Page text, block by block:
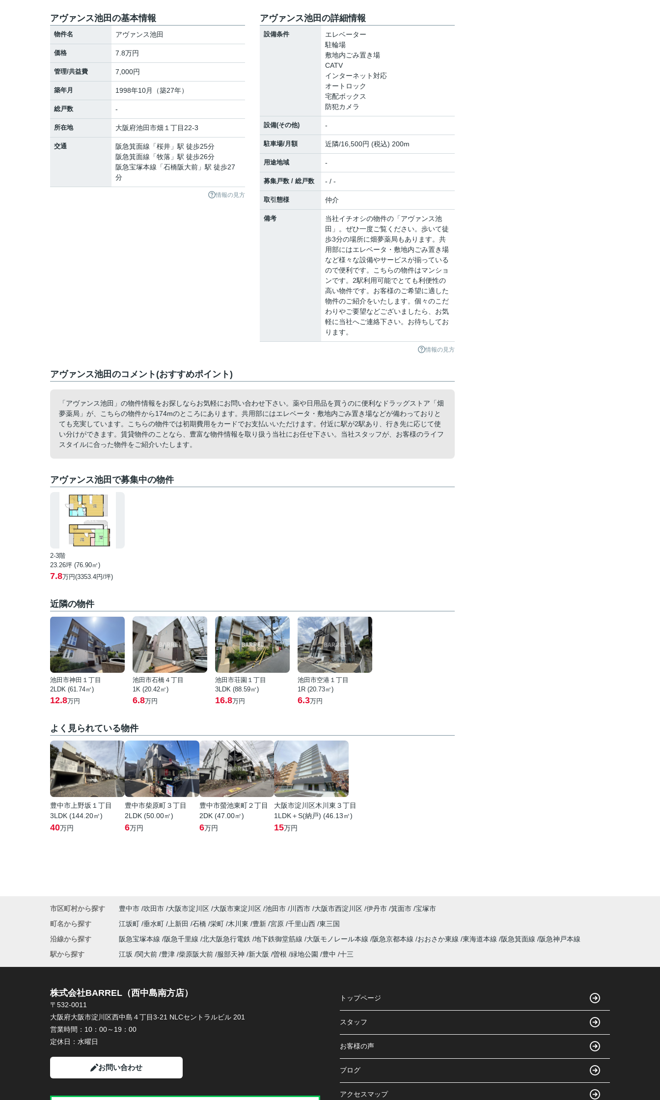
アヴァンス池田の基本情報
物件名 アヴァンス池田
価格 7.8万円
管理/共益費 7,000円
築年月 1998年10月（築27年）
総戸数 -
所在地 大阪府池田市畑 １丁目22-3
交通 阪急箕面線 「桜井 」駅 徒歩25分
阪急箕面線 「牧落 」駅 徒歩26分
阪急宝塚本線 「石橋阪大前 」駅 徒歩27
分
情報の見方
アヴァンス池田の詳細情報
設備条件
エレベーター
駐輪場
敷地内ごみ置き場
CATV
インターネット対応
オートロック
宅配ボックス
防犯カメラ
設備(その他) -
駐車場/月額 近隣/16,500円 (税込) 200m
用途地域 -
募集戸数 / 総戸数 - / -
取引態様 仲介
備考
当社イチオシの物件の「アヴァンス池
田」。ぜひ一度ご覧ください。歩いて徒
歩3分の場所に畑夢薬局もあります。共
用部にはエレベータ・敷地内ごみ置き場
など様々な設備やサービスが揃っている
ので便利です。こちらの物件はマンショ
ンです。2駅利用可能でとても利便性の
高い物件です。お客様のご希望に適した
物件のご紹介をいたします。個々のこだ
わりやご要望などございましたら、お気
軽に当社へご連絡下さい。お待ちしてお
ります。
情報の見方
アヴァンス池田のコメント(おすすめポイント)
「アヴァンス池田」の物件情報をお探しならお気軽にお問い合わせ下さい。薬や日用品を買うのに便利なドラッグストア「畑
夢薬局」が、こちらの物件から174mのところにあります。共用部にはエレベータ・敷地内ごみ置き場などが備わっておりと
ても充実しています。こちらの物件では初期費用をカードでお支払いいただけます。付近に駅が2駅あり、行き先に応じて使
い分けができます。賃貸物件のことなら、豊富な物件情報を取り扱う当社にお任せ下さい。当社スタッフが、お客様のライフ
スタイルに合った物件をご紹介いたします。
アヴァンス池田で募集中の物件
2-3階
23.26坪 (76.90㎡)
7.8万円(3353.4円/坪)
近隣の物件
池田市神田１丁目
2LDK (61.74㎡)
12.8万円
池田市石橋４丁目
1K (20.42㎡)
6.8万円
池田市荘園１丁目
3LDK (88.59㎡)
16.8万円
池田市空港１丁目
1R (20.73㎡)
6.3万円
よく見られている物件
豊中市上野坂１丁目
3LDK (144.20㎡)
40万円
豊中市柴原町３丁目
2LDK (50.00㎡)
6万円
豊中市螢池東町２丁目
2DK (47.00㎡)
6万円
大阪市淀川区木川東３丁目
1LDK＋S(納戸) (46.13㎡)
15万円
市区町村から探す 豊中市 吹田市 大阪市淀川区 大阪市東淀川区 池田市 川西市 大阪市西淀川区 伊丹市 箕面市 宝塚市
町名から探す
江坂町 垂水町 上新田 石橋 栄町 木川東 豊新 宮原 千里山西 東三国
沿線から探す
阪急宝塚本線 阪急千里線 北大阪急行電鉄 地下鉄御堂筋線 大阪モノレール本線 阪急京都本線 おおさか東線 東海道本線 阪急箕面線
阪急神戸本線
駅から探す
江坂 関大前 豊津 柴原阪大前 服部天神 新大阪 曽根 緑地公園 豊中 十三
株式会社BARREL（西中島南方店）
〒532-0011
大阪府大阪市淀川区西中島４丁目3-21 NLCセントラルビル 201
営業時間： 10：00～19：00
定休日： 水曜日
お問い合わせ
トップページ
スタッフ
お客様の声
ブログ
アクセスマップ